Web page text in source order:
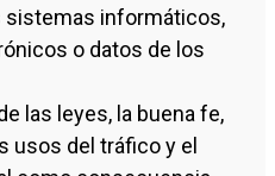
sistemas informáticos,
o datos de los
las leyes, la buena fe,
usos del tráfico y el